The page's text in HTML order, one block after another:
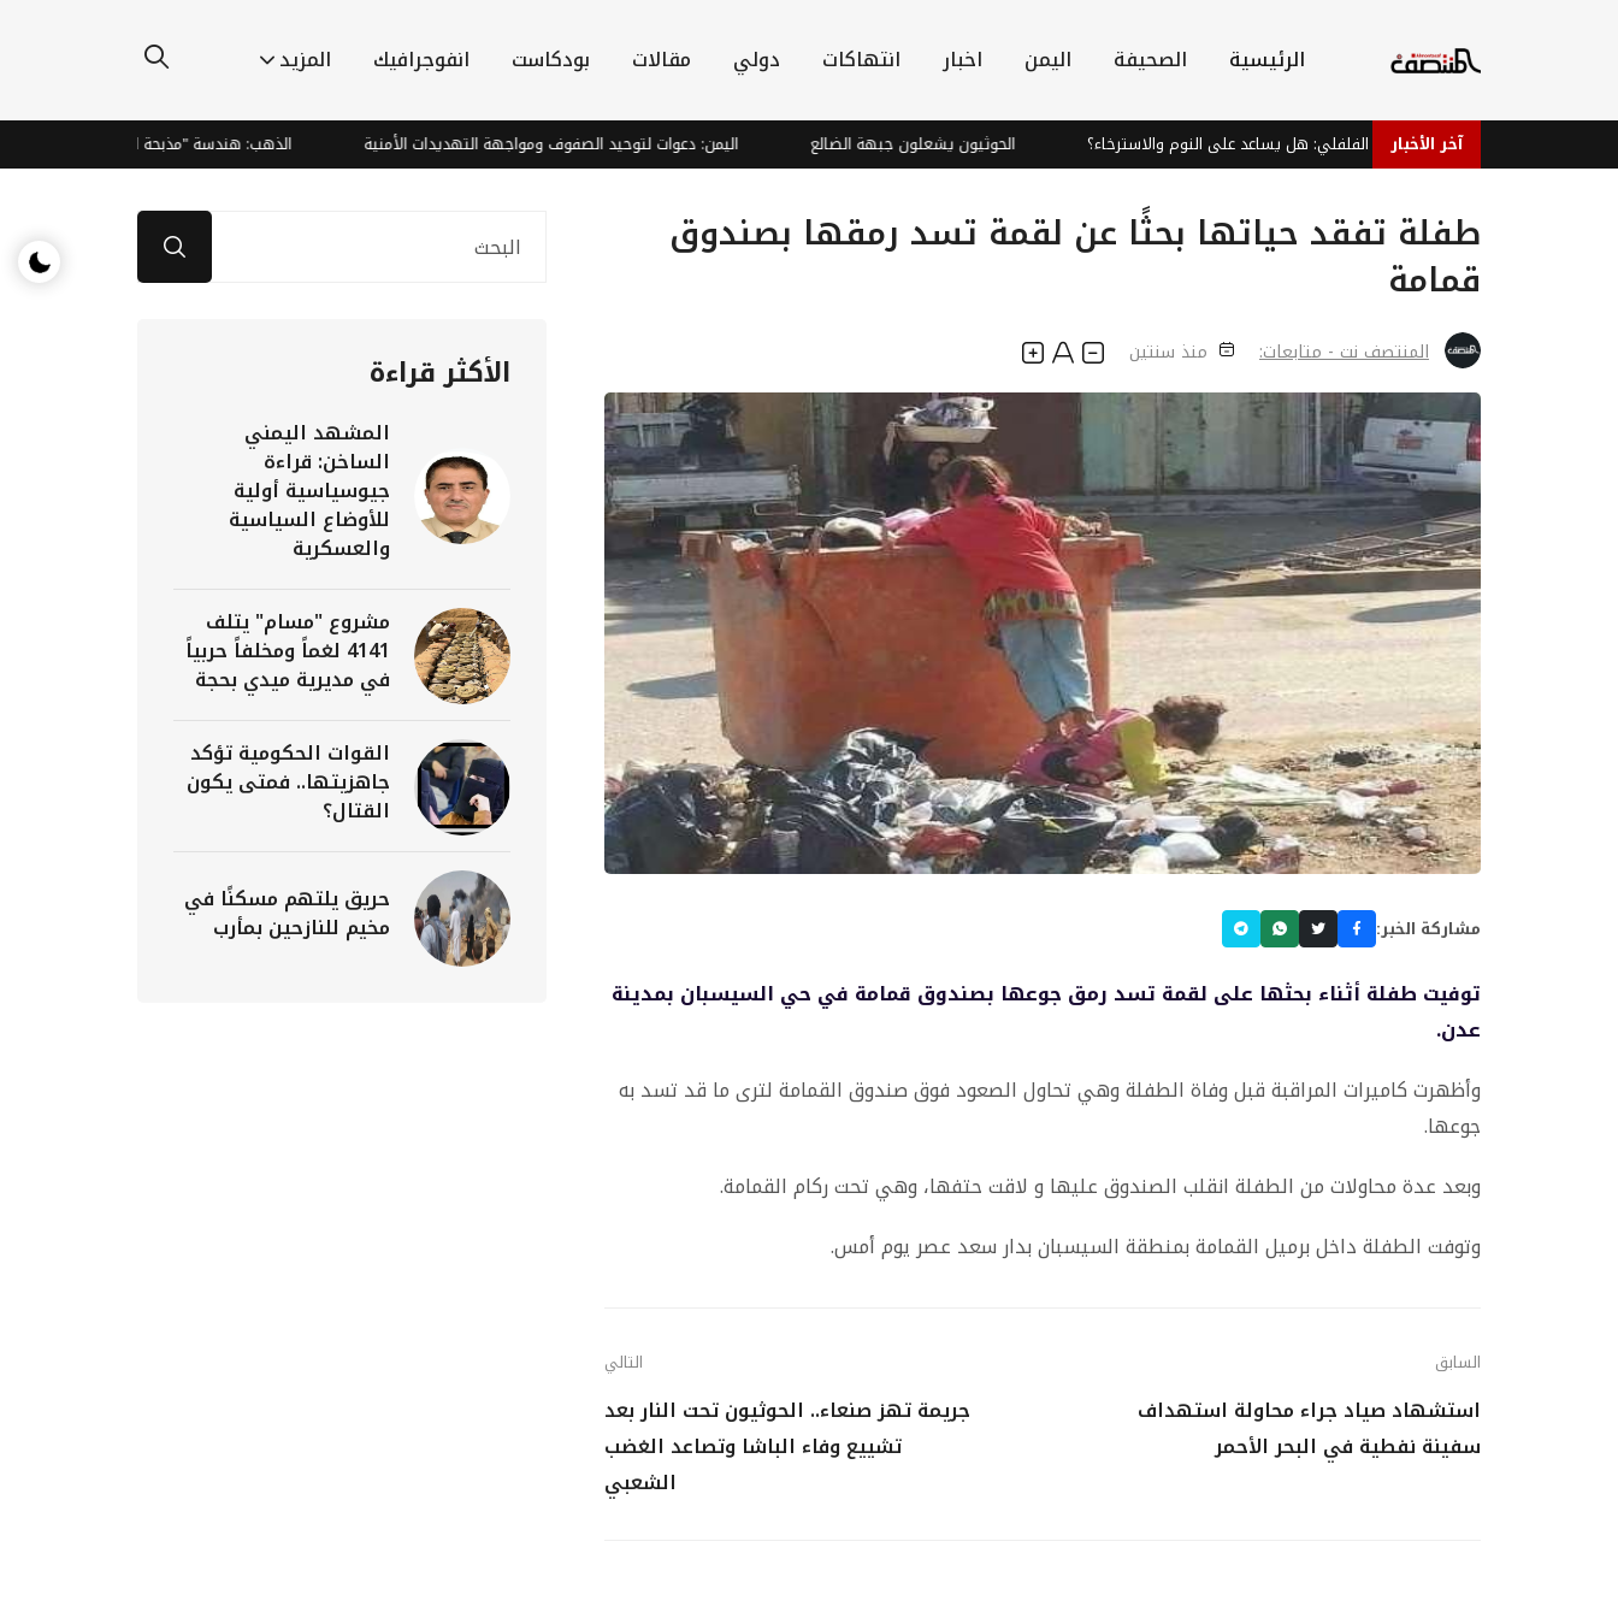
الرئيسية الصحيفة اليمن اخبار انتهاكات دولي مقالات بودكاست انفوجرافيك المزيد
آخر الأخبار
شاي النعناع الفلفلي: هل يساعد على النوم والاسترخاء؟ الحوثيون يشعلون جبهة الضالع اليمن: دعوات لتوحيد الصفوف ومواجهة التهديدات الأمنية الذهب: هندسة "مذبحة الدببة" وصعود صاروخي
طفلة تفقد حياتها بحثًا عن لقمة تسد رمقها بصندوق
قمامة
المنتصف نت - متابعات: منذ سنتين
مشاركة الخبر:
توفيت طفلة أثناء بحثها على لقمة تسد رمق جوعها بصندوق قمامة في حي السيسبان بمدينة
عدن.
وأظهرت كاميرات المراقبة قبل وفاة الطفلة وهي تحاول الصعود فوق صندوق القمامة لترى ما قد تسد به
جوعها.
وبعد عدة محاولات من الطفلة انقلب الصندوق عليها و لاقت حتفها، وهي تحت ركام القمامة.
وتوفت الطفلة داخل برميل القمامة بمنطقة السيسبان بدار سعد عصر يوم أمس.
السابق
استشهاد صياد جراء محاولة استهداف
سفينة نفطية في البحر الأحمر
التالي
جريمة تهز صنعاء.. الحوثيون تحت النار بعد
تشييع وفاء الباشا وتصاعد الغضب
الشعبي
الأكثر قراءة
المشهد اليمني
الساخن: قراءة
جيوسياسية أولية
للأوضاع السياسية
والعسكرية
مشروع "مسام" يتلف
4141 لغماً ومخلفاً حربياً
في مديرية ميدي بحجة
القوات الحكومية تؤكد
جاهزيتها.. فمتى يكون
القتال؟
حريق يلتهم مسكنًا في
مخيم للنازحين بمأرب